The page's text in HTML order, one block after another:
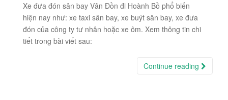
Xe đưa đón sân bay Vân Đồn đi Hoành Bồ phổ biến
hiện nay như: xe taxi sân bay, xe buýt sân bay, xe đưa
đón của công ty tư nhân hoặc xe ôm. Xem thông tin chi
tiết trong bài viết sau:
Continue reading